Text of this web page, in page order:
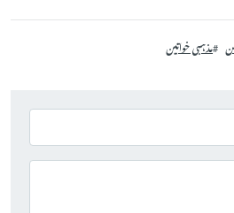
مذہبی خواتین